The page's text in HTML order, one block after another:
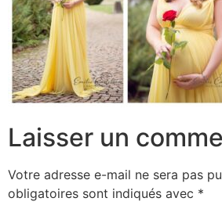
Laisser un
Votre adresse e-mail ne sera pas
obligatoires sont indiqués avec *